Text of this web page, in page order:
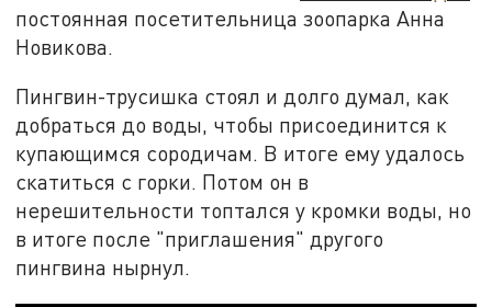
постоянная посетительница зоопарка Анна
Новикова.
Пингвин-трусишка стоял и долго думал, как
добраться до воды, чтобы присоединится к
купающимся сородичам. В итоге ему удалось
скатиться с горки. Потом он в
нерешительности топтался у кромки воды, но
в итоге после "приглашения" другого
пингвина нырнул.